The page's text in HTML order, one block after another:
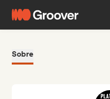
Sobre